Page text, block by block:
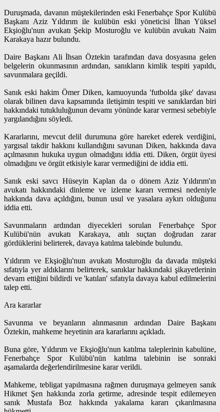
Duruşmada, davanın müştekilerinden eski Fenerbahçe Spor Kulübü
Başkanı Aziz Yıldırım ile kulübün eski yöneticisi İlhan Yüksel
Ekşioğlu'nun avukatı Şekip Mosturoğlu ve kulübün avukatı Naim
Karakaya hazır bulundu.
Daire Başkanı Ali İhsan Öztekin tarafından dava dosyasına gelen
belgelerin okunmasının ardından, sanıkların kimlik tespiti yapıldı,
savunmalara geçildi.
Sanık eski hakim Ömer Diken, kamuoyunda 'futbolda şike' davası
olarak bilinen dava kapsamında iletişimin tespiti ve sanıklardan biri
hakkındaki tutukluluğunun devamı yönünde karar vermesi sebebiyle
yargılandığını söyledi.
Kararlarını, mevcut delil durumuna göre hareket ederek verdiğini,
yargısal takdir hakkını kullandığını savunan Diken, hakkında dava
açılmasının hukuka uygun olmadığını iddia etti. Diken, örgüt üyesi
olmadığını ve örgüt etkisiyle karar vermediğini de iddia etti.
Sanık eski savcı Hüseyin Kaplan da o dönem Aziz Yıldırım'ın
avukatı hakkındaki dinleme ve izleme kararı vermesi nedeniyle
hakkında dava açıldığını, bunun usul ve yasalara aykırı olduğunu
iddia etti.
Savunmaların ardından diyecekleri sorulan Fenerbahçe Spor
Kulübü'nün avukatı Karakaya, atılı suçtan doğrudan zarar
gördüklerini belirterek, davaya katılma talebinde bulundu.
Yıldırım ve Ekşioğlu'nun avukatı Mosturoğlu da davada müşteki
sıfatıyla yer aldıklarını belirterek, sanıklar hakkındaki şikayetlerinin
devam ettiğini bildirdi ve 'katılan' sıfatıyla davaya kabul edilmelerini
talep etti.
Ara kararlar
Savunma ve beyanların alınmasının ardından Daire Başkanı
Öztekin, mahkeme heyetinin ara kararlarını açıkladı.
Buna göre, Yıldırım ve Ekşioğlu'nun katılma taleplerinin kabulüne,
Fenerbahçe Spor Kulübü'nün katılma talebinin ise sonraki
aşamalarda değerlendirilmesine karar verildi.
Mahkeme, tebligat yapılmasına rağmen duruşmaya gelmeyen sanık
Hikmet Şen hakkında zorla getirme, adresinde tespit edilemeyen
sanık Mustafa Boz hakkında yakalama kararı çıkarılmasına